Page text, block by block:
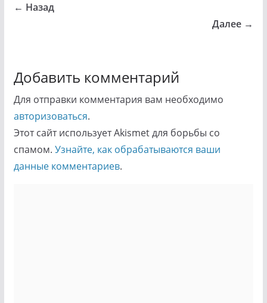
← Назад
Далее →
Добавить комментарий
Для отправки комментария вам необходимо
авторизоваться.
Этот сайт использует Akismet для борьбы со
спамом. Узнайте, как обрабатываются ваши
данные комментариев.